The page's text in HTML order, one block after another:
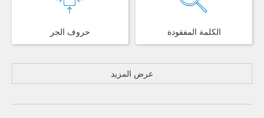
حروف الجر الكلمة المفقودة
عرض المزيد